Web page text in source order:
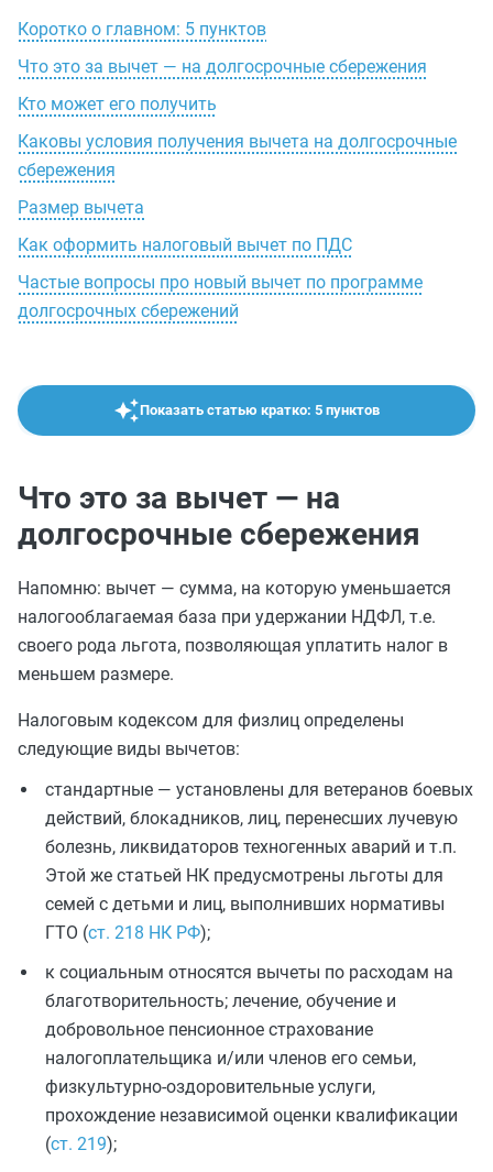
Коротко о главном: 5 пунктов
Что это за вычет — на долгосрочные сбережения
Кто может его получить
Каковы условия получения вычета на долгосрочные
сбережения
Размер вычета
Как оформить налоговый вычет по ПДС
Частые вопросы про новый вычет по программе
долгосрочных сбережений
Показать статью кратко: 5 пунктов
Что это за вычет — на
долгосрочные сбережения
Напомню: вычет — сумма, на которую уменьшается
налогооблагаемая база при удержании НДФЛ, т.е.
своего рода льгота, позволяющая уплатить налог в
меньшем размере.
Налоговым кодексом для физлиц определены
следующие виды вычетов:
стандартные — установлены для ветеранов боевых
действий, блокадников, лиц, перенесших лучевую
болезнь, ликвидаторов техногенных аварий и т.п.
Этой же статьей НК предусмотрены льготы для
семей с детьми и лиц, выполнивших нормативы
ГТО (ст. 218 НК РФ);
к социальным относятся вычеты по расходам на
благотворительность; лечение, обучение и
добровольное пенсионное страхование
налогоплательщика и/или членов его семьи,
физкультурно-оздоровительные услуги,
прохождение независимой оценки квалификации
(ст. 219);